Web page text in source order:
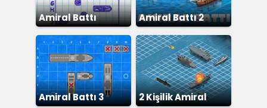
Amiral Battı Amiral Battı 2
Amiral Battı 3
2 Kişilik Amiral